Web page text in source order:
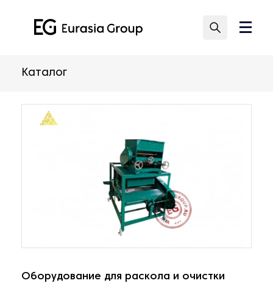
Каталог
Оборудование для раскола и очистки